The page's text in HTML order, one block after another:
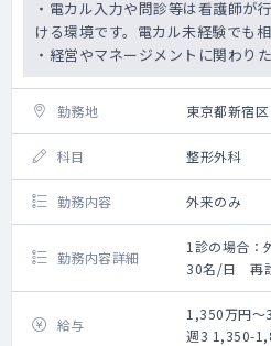
・電カル入力や問診等は看護師が
ける環境です。電カル未経験でも相
・経営やマネージメントに関わり
勤務地 東京都新宿区
科目 整形外科
勤務内容 外来のみ
勤務内容詳細
1診の場合：
30名/日 再
2診の場合：
40名/日 再
体制：
給与
1,350万円～
週3 1,350-